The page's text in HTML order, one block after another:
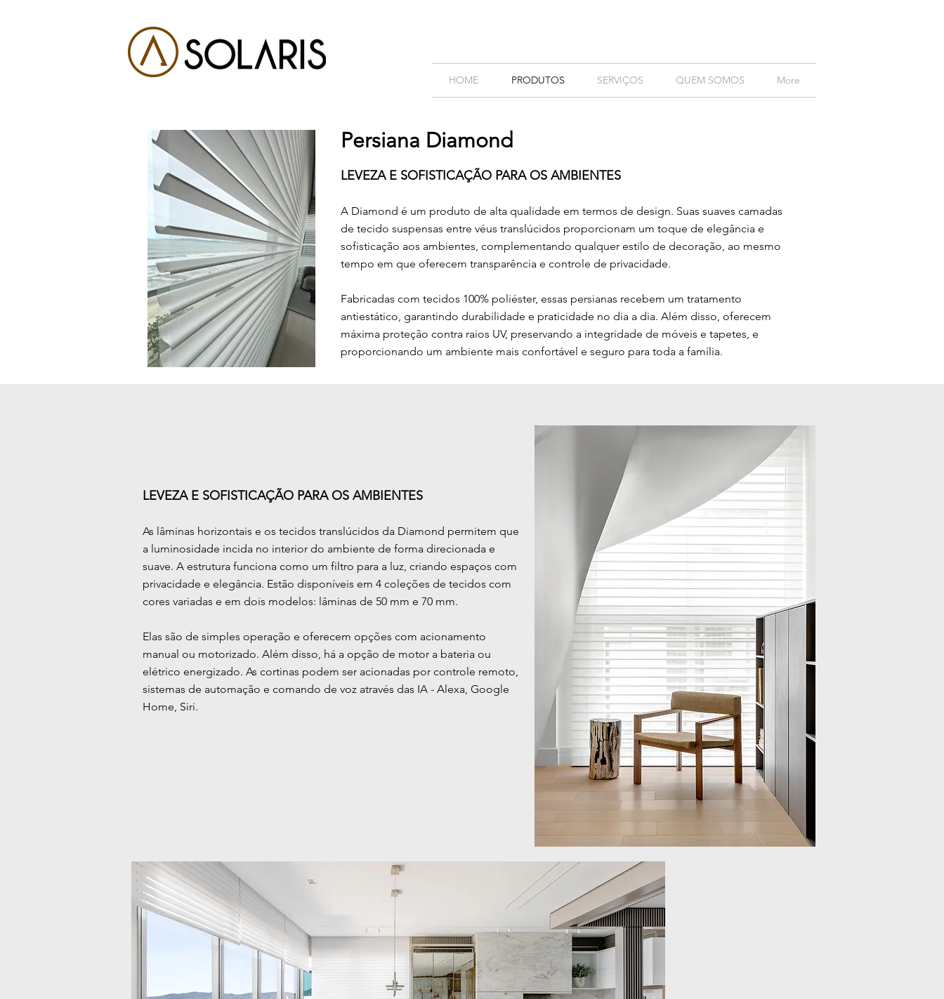
HOME PRODUTOS SERVIÇOS QUEM SOMOS More
Persiana Diamond
LEVEZA E SOFISTICAÇÃO PARA OS AMBIENTES
A Diamond é um produto de alta qualidade em termos de design. Suas suaves camadas
de tecido suspensas entre véus translúcidos proporcionam um toque de elegância e
sofisticação aos ambientes, complementando qualquer estilo de decoração, ao mesmo
tempo em que oferecem transparência e controle de privacidade.
Fabricadas com tecidos 100% poliéster, essas persianas recebem um tratamento
antiestático, garantindo durabilidade e praticidade no dia a dia. Além disso, oferecem
máxima proteção contra raios UV, preservando a integridade de móveis e tapetes, e
proporcionando um ambiente mais confortável e seguro para toda a família.
LEVEZA E SOFISTICAÇÃO PARA OS AMBIENTES
As lâminas horizontais e os tecidos translúcidos da Diamond permitem que
a luminosidade incida no interior do ambiente de forma direcionada e
suave. A estrutura funciona como um filtro para a luz, criando espaços com
privacidade e elegância. Estão disponíveis em 4 coleções de tecidos com
cores variadas e em dois modelos: lâminas de 50 mm e 70 mm.
Elas são de simples operação e oferecem opções com acionamento
manual ou motorizado. Além disso, há a opção de motor a bateria ou
elétrico energizado. As cortinas podem ser acionadas por controle remoto,
sistemas de automação e comando de voz através das IA - Alexa, Google
Home, Siri.